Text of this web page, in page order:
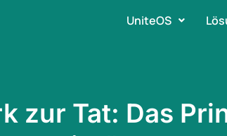
UniteOS
zur Tat: Das